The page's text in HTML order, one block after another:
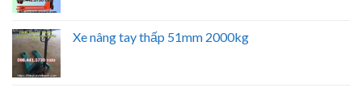
Xe nâng tay thấp 51mm 2000kg